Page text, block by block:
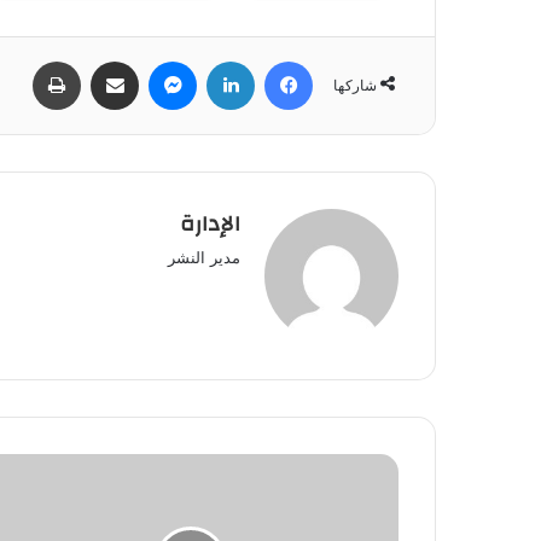
شاركها
فيسبوك لينكدإن ماسنجر مشاركة عبر البريد
الإدارة
مدير النشر
الاعتداء